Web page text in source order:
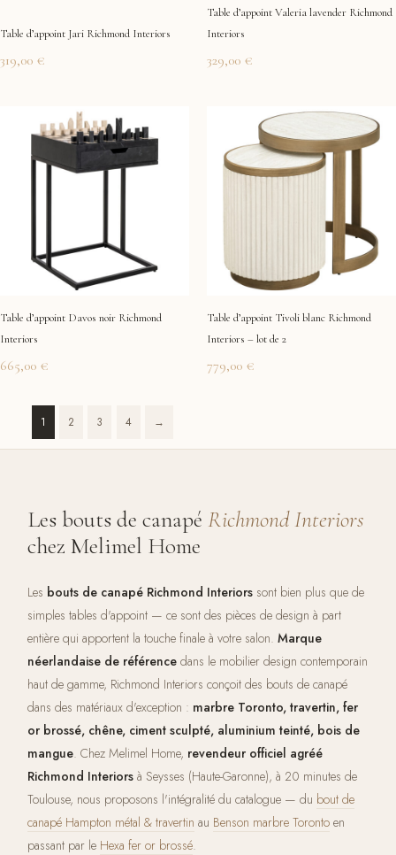
Table d’appoint Jari Richmond Interiors
319,00 €
Table d’appoint Valeria lavender Richmond
Interiors
329,00 €
Table d’appoint Davos noir Richmond
Interiors
665,00 €
Table d’appoint Tivoli blanc Richmond
Interiors – lot de 2
779,00 €
1 2 3 4 →
Les bouts de canapéRichmond Interiors
chez Melimel Home
Les bouts de canapé Richmond Interiors sont bien plus que de
simples tables d'appoint — ce sont des pièces de design à part
entière qui apportent la touche finale à votre salon.Marque
néerlandaise de référence dans le mobilier design contemporain
haut de gamme, Richmond Interiors conçoit des bouts de canapé
dans des matériaux d'exception : marbre Toronto, travertin, fer
or brossé, chêne, ciment sculpté, aluminium teinté, bois de
mangue. Chez Melimel Home, revendeur officiel agréé
Richmond Interiors à Seysses (Haute-Garonne), à 20 minutes de
Toulouse, nous proposons l'intégralité du catalogue — du bout de
canapé Hampton métal & travertin au Benson marbre Toronto en
passant par le Hexa fer or brossé.